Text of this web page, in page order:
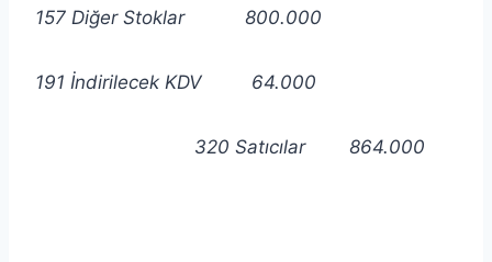
157 Diğer Stoklar 800.000
191 İndirilecek KDV 64.000
320 Satıcılar 864.000